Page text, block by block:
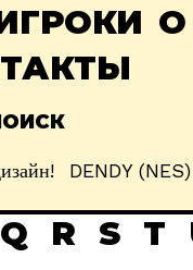
О
DENDY (NES)
Q R S T